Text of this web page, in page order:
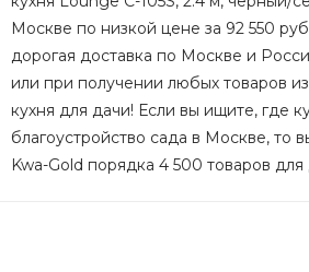
Москве по низкой цене за 92 550
дорогая доставка по Москве и
или при получении любых товаров
кухня для дачи! Если вы ищите, где
благоустройство сада в Москве, то
Kwa-Gold порядка 4 500 товаров